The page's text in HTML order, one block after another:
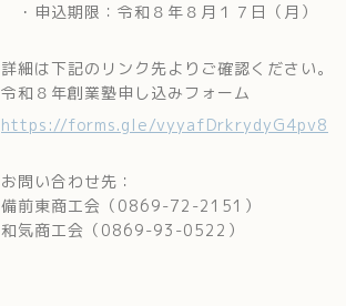
・申込期限：令和８年８月１７日（月）
詳細は下記のリンク先よりご確認ください。
令和８年創業塾申し込みフォーム
https://forms.gle/vyyafDrkrydyG4pv8
お問い合わせ先：
備前東商工会（0869-72-2151）
和気商工会（0869-93-0522）